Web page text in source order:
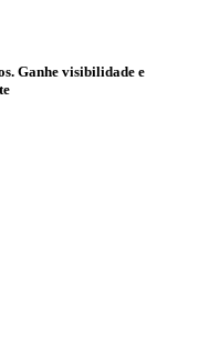
Ganhe visibilidade e